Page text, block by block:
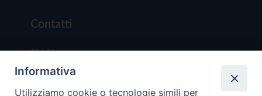
Contatti
Chi Siamo
Redazione
Scrivici
Informativa
Utilizziamo cookie o tecnologie simili per